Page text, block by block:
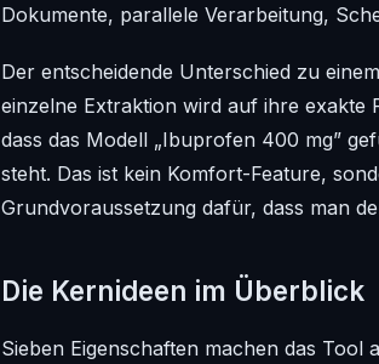
Dokumente, parallele Verarbeitung,
Der entscheidende Unterschied zu
einzelne Extraktion wird auf ihre
dass das Modell „Ibuprofen 400 mg”
steht. Das ist kein Komfort-Feature,
Grundvoraussetzung dafür, dass man
Die Kernideen im Überblick
Sieben Eigenschaften machen das Tool